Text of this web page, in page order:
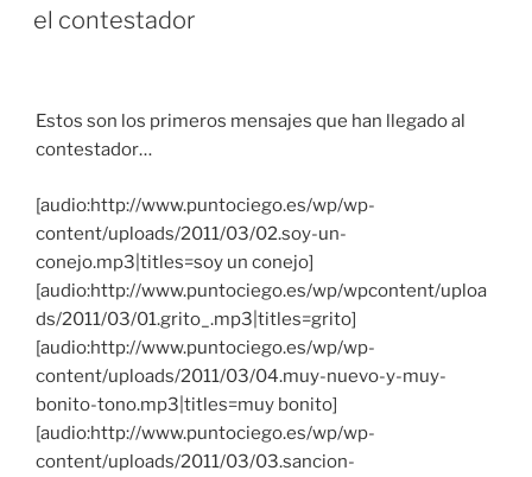
ON
el contestador
Estos son los primeros mensajes que han llegado al
contestador…
[audio:http://www.puntociego.es/wp/wp-
content/uploads/2011/03/02.soy-un-
conejo.mp3|titles=soy un conejo]
[audio:http://www.puntociego.es/wp/wpcontent/uploa
ds/2011/03/01.grito_.mp3|titles=grito]
[audio:http://www.puntociego.es/wp/wp-
content/uploads/2011/03/04.muy-nuevo-y-muy-
bonito-tono.mp3|titles=muy bonito]
[audio:http://www.puntociego.es/wp/wp-
content/uploads/2011/03/03.sancion-